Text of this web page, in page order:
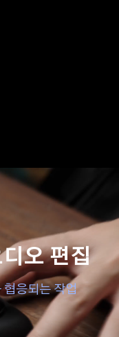
오 편집
협응되는 작업